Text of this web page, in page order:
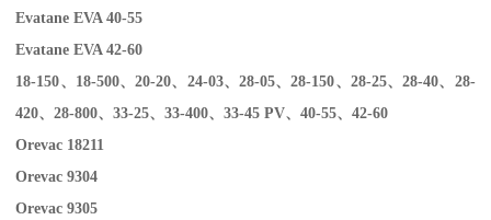
Evatane EVA 40-55
Evatane EVA 42-60
18-150、 18-500、20-20、 24-03、28-05、28-150、 28-25、28-40、 28-
420、28-800、33-25、33-400、33-45 PV、40-55、42-60
Orevac 18211
Orevac 9304
Orevac 9305